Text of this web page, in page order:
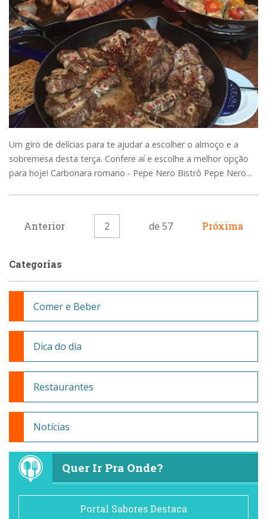
Um giro de delícias para te ajudar a escolher o almoço e a
sobremesa desta terça. Confere aí e escolhe a melhor opção
para hoje! Carbonara romano - Pepe Nero Bistrô Pepe Nero...
Anterior 2 de 57 Próxima
Categorias
Comer e Beber
Dica do dia
Restaurantes
Notícias
Quer Ir Pra Onde?
Portal Sabores Destaca